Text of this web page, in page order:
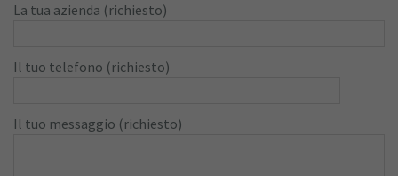
La tua azienda (richiesto)
Il tuo telefono (richiesto)
Il tuo messaggio (richiesto)